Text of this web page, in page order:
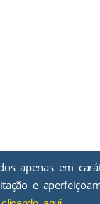
apenas em
e